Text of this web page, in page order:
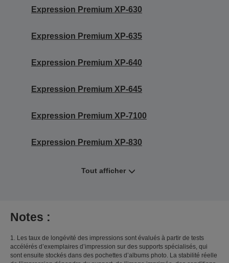
Expression Premium XP-630
Expression Premium XP-635
Expression Premium XP-640
Expression Premium XP-645
Expression Premium XP-7100
Expression Premium XP-830
Tout afficher
Notes :
1. Les taux de longévité des impressions sont évalués à partir de tests
accélérés d’exemplaires d’impression sur des supports spécialisés, qui
sont ensuite stockés dans des pochettes d’albums photo. La stabilité réelle